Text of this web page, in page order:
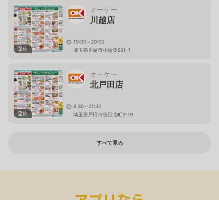
2枚
オーケー
川越店
10:00～20:00
埼玉県川越市小仙波691-1
2枚
オーケー
北戸田店
8:30～21:30
埼玉県戸田市笹目北町2-19
すべて見る